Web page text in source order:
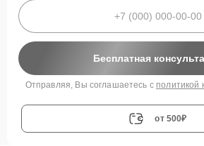
Бесплатная
Отправляя, Вы соглашаетесь с политикой
от 500₽